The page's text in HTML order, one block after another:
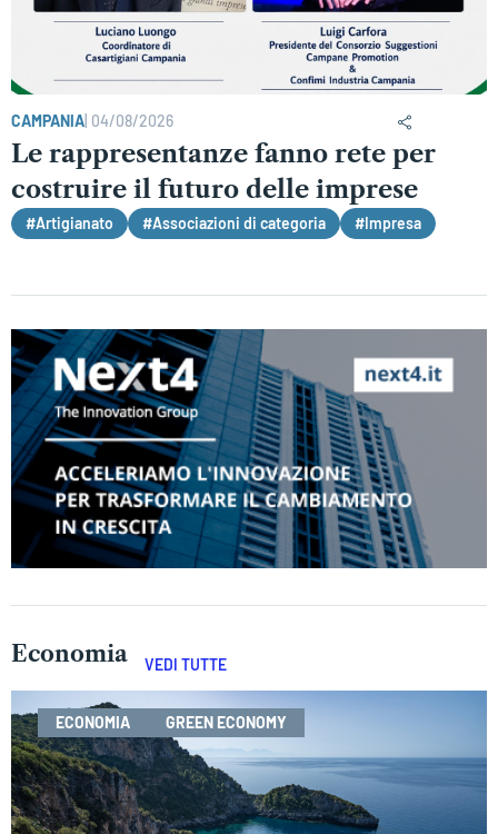
CAMPANIA 04/08/2026
Le rappresentanze fanno rete per
costruire il futuro delle imprese
#Artigianato #Associazioni di categoria #Impresa
Economia VEDI TUTTE
ECONOMIA GREEN ECONOMY